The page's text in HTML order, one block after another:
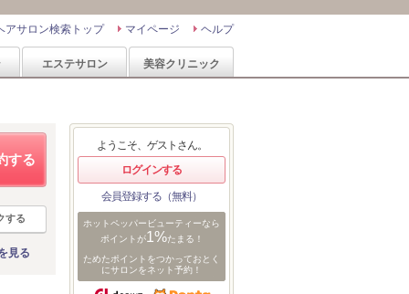
ヘルプ
マイページ
アサロン検索トップ
エステサロン 美容クリニック
する
する
見る
ようこそ、ゲストさん。
ログインする
会員登録する（無料）
ホットペッパービューティーなら
ポイントが1%たまる！
ためたポイントをつかっておとく
にサロンをネット予約！